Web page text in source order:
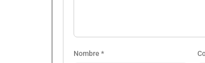
Nombre *